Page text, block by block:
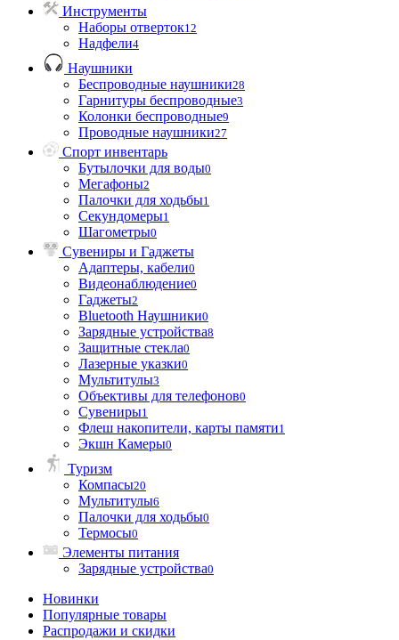
Инструменты
Наборы отверток12
Надфели4
Наушники
Беспроводные наушники28
Гарнитуры беспроводные3
Колонки беспроводные9
Проводные наушники27
Спорт инвентарь
Бутылочки для воды0
Мегафоны2
Палочки для ходьбы1
Секундомеры1
Шагометры0
Сувениры и Гаджеты
Адаптеры, кабели0
Видеонаблюдение0
Гаджеты2
Bluetooth Наушники0
Зарядные устройства8
Защитные стекла0
Лазерные указки0
Мультитулы3
Объективы для телефонов0
Сувениры1
Флеш накопители, карты памяти1
Экшн Камеры0
Туризм
Компасы20
Мультитулы6
Палочки для ходьбы0
Термосы0
Элементы питания
Зарядные устройства0
Новинки
Популярные товары
Распродажи и скидки